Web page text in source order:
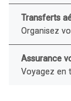
Transferts
Organisez
Assurance
Voyagez en